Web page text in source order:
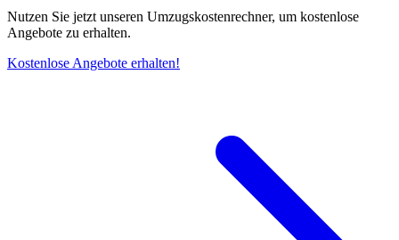
Nutzen Sie jetzt unseren Umzugskostenrechner, um kostenlose
Angebote zu erhalten.
Kostenlose Angebote erhalten!